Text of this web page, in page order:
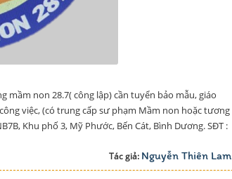
mầm non 28.7( công lập) cần tuyển bảo mẫu, giáo
việc, (có trung cấp sư phạm Mầm non hoặc tương
Khu phố 3, Mỹ Phước, Bến Cát, Bình Dương. SĐT :
Tác giả: Nguyễn Thiên Lam